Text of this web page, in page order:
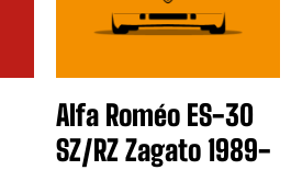
Alfa Roméo ES-30
SZ/RZ Zagato 1989-